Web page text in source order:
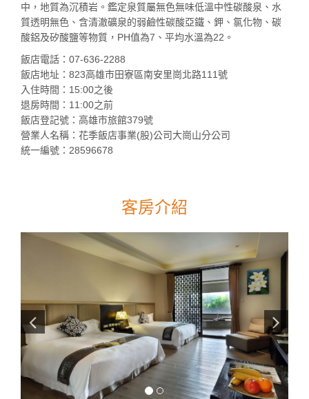
中，地質為沉積岩。鑑定泉質屬無色無味低溫中性碳酸泉、水
質透明無色、含清澈礦泉的弱鹼性碳酸亞鐵、鉀、氯化物、碳
酸鋁及矽酸鹽等物質，PH值為7、平均水溫為22。
飯店電話：07-636-2288
飯店地址：823高雄市田寮區南安里崗北路111號
入住時間：15:00之後
退房時間：11:00之前
飯店登記號：高雄市旅館379號
營業人名稱：花季飯店事業(股)公司大崗山分公司
統一編號：28596678
客房介紹